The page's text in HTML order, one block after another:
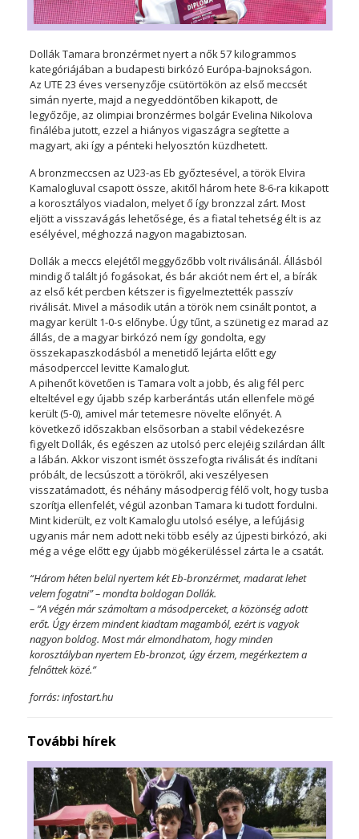
Dollák Tamara bronzérmet nyert a nők 57 kilogrammos
kategóriájában a budapesti birkózó Európa-bajnokságon.
Az UTE 23 éves versenyzője csütörtökön az első meccsét
simán nyerte, majd a negyeddöntőben kikapott, de
legyőzője, az olimpiai bronzérmes bolgár Evelina Nikolova
fináléba jutott, ezzel a hiányos vigaszágra segítette a
magyart, aki így a pénteki helyosztón küzdhetett.
A bronzmeccsen az U23-as Eb győztesével, a török Elvira
Kamalogluval csapott össze, akitől három hete 8-6-ra kikapott
a korosztályos viadalon, melyet ő így bronzzal zárt. Most
eljött a visszavágás lehetősége, és a fiatal tehetség élt is az
esélyével, méghozzá nagyon magabiztosan.
Dollák a meccs elejétől meggyőzőbb volt riválisánál. Állásból
mindig ő talált jó fogásokat, és bár akciót nem ért el, a bírák
az első két percben kétszer is figyelmeztették passzív
riválisát. Mivel a második után a török nem csinált pontot, a
magyar került 1-0-s előnybe. Úgy tűnt, a szünetig ez marad az
állás, de a magyar birkózó nem így gondolta, egy
összekapaszkodásból a menetidő lejárta előtt egy
másodperccel levitte Kamaloglut.
A pihenőt követően is Tamara volt a jobb, és alig fél perc
elteltével egy újabb szép karberántás után ellenfele mögé
került (5-0), amivel már tetemesre növelte előnyét. A
következő időszakban elsősorban a stabil védekezésre
figyelt Dollák, és egészen az utolsó perc elejéig szilárdan állt
a lábán. Akkor viszont ismét összefogta riválisát és indítani
próbált, de lecsúszott a törökről, aki veszélyesen
visszatámadott, és néhány másodpercig félő volt, hogy tusba
szorítja ellenfelét, végül azonban Tamara ki tudott fordulni.
Mint kiderült, ez volt Kamaloglu utolsó esélye, a lefújásig
ugyanis már nem adott neki több esély az újpesti birkózó, aki
még a vége előtt egy újabb mögékerüléssel zárta le a csatát.
“Három héten belül nyertem két Eb-bronzérmet, madarat lehet
velem fogatni” – mondta boldogan Dollák.
– “A végén már számoltam a másodperceket, a közönség adott
erőt. Úgy érzem mindent kiadtam magamból, ezért is vagyok
nagyon boldog. Most már elmondhatom, hogy minden
korosztályban nyertem Eb-bronzot, úgy érzem, megérkeztem a
felnőttek közé.”
forrás: infostart.hu
További hírek